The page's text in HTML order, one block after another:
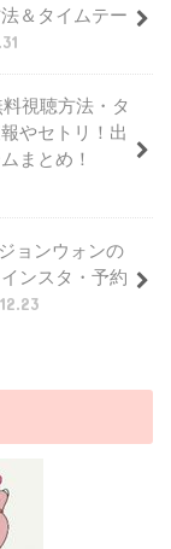
＆タイムテー
視聴方法・タ
やセトリ！出
まとめ！
ョンウォンの
ンスタ・予約